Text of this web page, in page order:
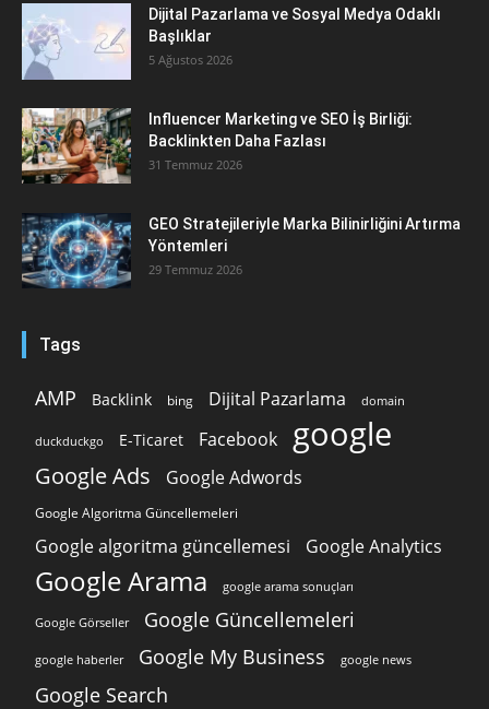
Dijital Pazarlama ve Sosyal Medya Odaklı
Başlıklar
5 Ağustos 2026
Influencer Marketing ve SEO İş Birliği:
Backlinkten Daha Fazlası
31 Temmuz 2026
GEO Stratejileriyle Marka Bilinirliğini Artırma
Yöntemleri
29 Temmuz 2026
Tags
AMP Backlink bing Dijital Pazarlama domain
duckduckgo E-Ticaret Facebook google
Google Ads Google Adwords
Google Algoritma Güncellemeleri
Google algoritma güncellemesi Google Analytics
Google Arama google arama sonuçları
Google Görseller Google Güncellemeleri
google haberler Google My Business google news
Google Search